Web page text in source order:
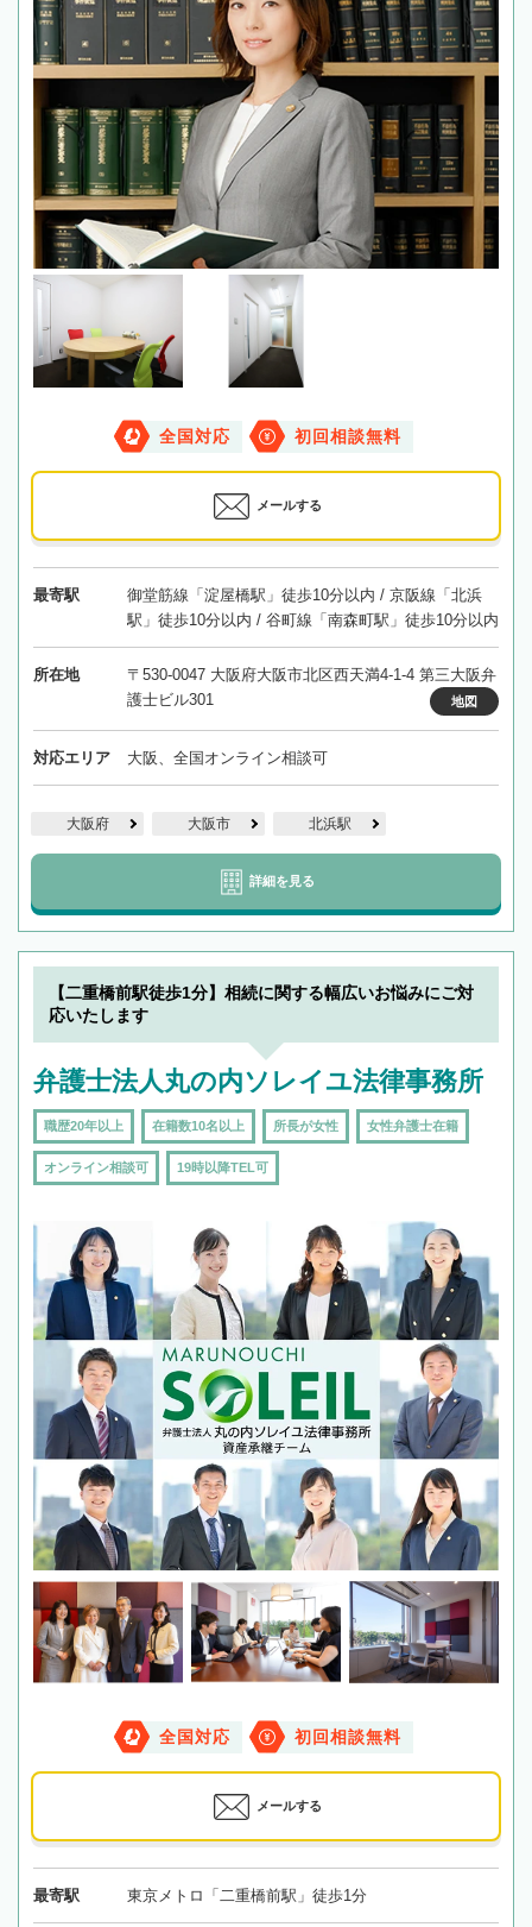
全国対応 初回相談無料
メールする
最寄駅
御堂筋線「淀屋橋駅」徒歩10分以内 / 京阪線「北浜
駅」徒歩10分以内 / 谷町線「南森町駅」徒歩10分以内
所在地
〒530-0047 大阪府大阪市北区西天満4-1-4 第三大阪弁
護士ビル301
地図
対応エリア 大阪、全国オンライン相談可
大阪府 大阪市 北浜駅
詳細を見る
【二重橋前駅徒歩1分】相続に関する幅広いお悩みにご対
応いたします
弁護士法人丸の内ソレイユ法律事務所
職歴20年以上 在籍数10名以上 所長が女性 女性弁護士在籍
オンライン相談可 19時以降TEL可
全国対応 初回相談無料
メールする
最寄駅 東京メトロ「二重橋前駅」徒歩1分